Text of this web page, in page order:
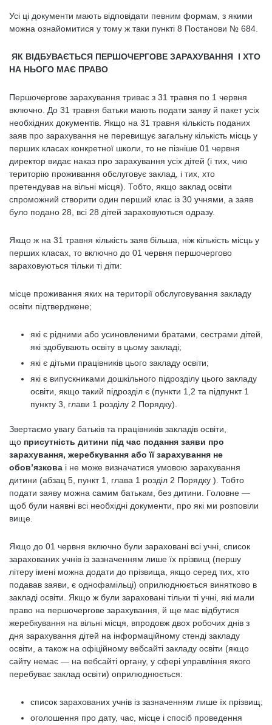
Усі ці документи мають відповідати певним формам, з якими
можна ознайомитися у тому ж таки пункті 8 Постанови № 684.
ЯК ВІДБУВАЄТЬСЯ ПЕРШОЧЕРГОВЕ ЗАРАХУВАННЯ І ХТО
НА НЬОГО МАЄ ПРАВО
Першочергове зарахування триває з 31 травня по 1 червня
включно. До 31 травня батьки мають подати заяву й пакет усіх
необхідних документів. Якщо на 31 травня кількість поданих
заяв про зарахування не перевищує загальну кількість місць у
перших класах конкретної школи, то не пізніше 01 червня
директор видає наказ про зарахування усіх дітей (і тих, чию
територію проживання обслуговує заклад, і тих, хто
претендував на вільні місця). Тобто, якщо заклад освіти
спроможний створити один перший клас із 30 учнями, а заяв
було подано 28, всі 28 дітей зараховуються одразу.
Якщо ж на 31 травня кількість заяв більша, ніж кількість місць у
перших класах, то включно до 01 червня першочергово
зараховуються тільки ті діти:
місце проживання яких на території обслуговування закладу
освіти підтверджене;
які є рідними або усиновленими братами, сестрами дітей,
які здобувають освіту в цьому закладі;
які є дітьми працівників цього закладу освіти;
які є випускниками дошкільного підрозділу цього закладу
освіти, якщо такий підрозділ є (пункти 1,2 та підпункт 1
пункту 3, глави 1 розділу 2 Порядку).
Звертаємо увагу батьків та працівників закладів освіти,
що присутність дитини під час подання заяви про
зарахування, жеребкування або її зарахування не
обов’язкова і не може визначатися умовою зарахування
дитини (абзац 5, пункт 1, глава 1 розділ 2 Порядку ). Тобто
подати заяву можна самим батькам, без дитини. Головне —
щоб були наявні всі необхідні документи, про які ми розповіли
вище.
Якщо до 01 червня включно були зараховані всі учні, список
зарахованих учнів із зазначенням лише їх прізвищ (першу
літеру імені можна додати до прізвища, якщо серед тих, хто
подавав заяви, є однофамільці) оприлюднюється винятково в
закладі освіти. Якщо ж були зараховані тільки ті учні, які мали
право на першочергове зарахування, й ще має відбутися
жеребкування на вільні місця, впродовж двох робочих днів з
дня зарахування дітей на інформаційному стенді закладу
освіти, а також на офіційному вебсайті закладу освіти (якщо
сайту немає — на вебсайті органу, у сфері управління якого
перебуває заклад освіти) оприлюднюється:
список зарахованих учнів із зазначенням лише їх прізвищ;
оголошення про дату, час, місце і спосіб проведення